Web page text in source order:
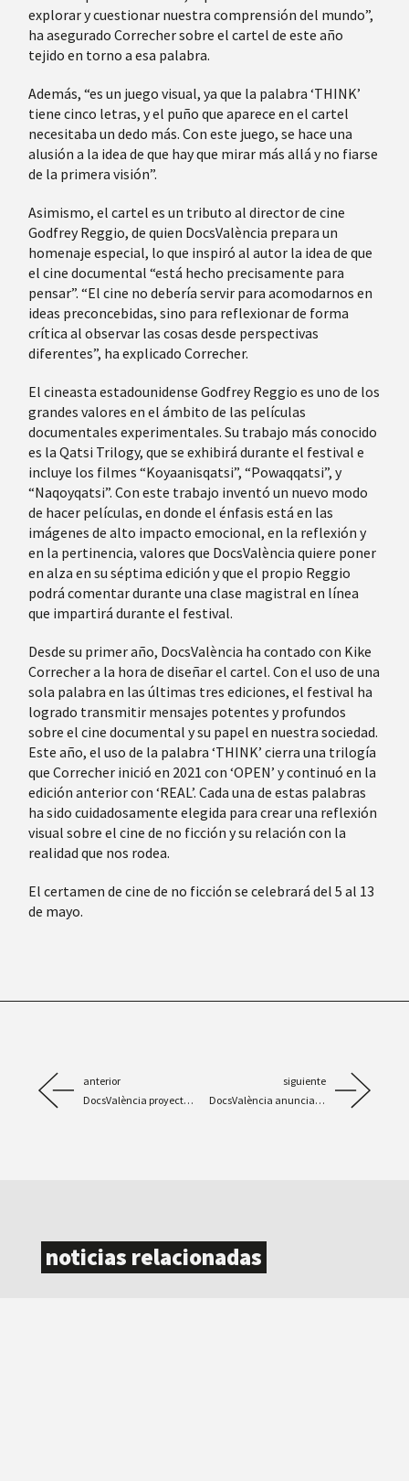
noticias relacionadas
explorar y cuestionar nuestra comprensión del mundo”,
ha asegurado Correcher sobre el cartel de este año
tejido en torno a esa palabra.
Además, “es un juego visual, ya que la palabra ‘THINK’
tiene cinco letras, y el puño que aparece en el cartel
necesitaba un dedo más. Con este juego, se hace una
alusión a la idea de que hay que mirar más allá y no fiarse
de la primera visión”.
Asimismo, el cartel es un tributo al director de cine
Godfrey Reggio, de quien DocsValència prepara un
homenaje especial, lo que inspiró al autor la idea de que
el cine documental “está hecho precisamente para
pensar”. “El cine no debería servir para acomodarnos en
ideas preconcebidas, sino para reflexionar de forma
crítica al observar las cosas desde perspectivas
diferentes”, ha explicado Correcher.
El cineasta estadounidense Godfrey Reggio es uno de los
grandes valores en el ámbito de las películas
documentales experimentales. Su trabajo más conocido
es la Qatsi Trilogy, que se exhibirá durante el festival e
incluye los filmes “Koyaanisqatsi”, “Powaqqatsi”, y
“Naqoyqatsi”. Con este trabajo inventó un nuevo modo
de hacer películas, en donde el énfasis está en las
imágenes de alto impacto emocional, en la reflexión y
en la pertinencia, valores que DocsValència quiere poner
en alza en su séptima edición y que el propio Reggio
podrá comentar durante una clase magistral en línea
que impartirá durante el festival.
Desde su primer año, DocsValència ha contado con Kike
Correcher a la hora de diseñar el cartel. Con el uso de una
sola palabra en las últimas tres ediciones, el festival ha
logrado transmitir mensajes potentes y profundos
sobre el cine documental y su papel en nuestra sociedad.
Este año, el uso de la palabra ‘THINK’ cierra una trilogía
que Correcher inició en 2021 con ‘OPEN’ y continuó en la
edición anterior con ‘REAL’. Cada una de estas palabras
ha sido cuidadosamente elegida para crear una reflexión
visual sobre el cine de no ficción y su relación con la
realidad que nos rodea.
El certamen de cine de no ficción se celebrará del 5 al 13
de mayo.
anterior
DocsValència proyectará 24 películas en su edición «más valenciana»
siguiente
DocsValència anuncia la selección de cortometraje valenciano 2023